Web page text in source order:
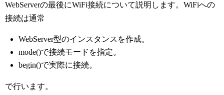
WebServerの最後にWiFi接続について説明します。WiFiへの
接続は通常
WebServer型のインスタンスを作成。
mode()で接続モードを指定。
begin()で実際に接続。
で行います。